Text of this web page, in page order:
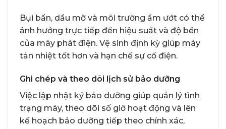
Bụi bẩn, dầu mỡ và môi trường ẩm ướt có thể
ảnh hưởng trực tiếp đến hiệu suất và độ bền
của máy phát điện. Vệ sinh định kỳ giúp máy
tản nhiệt tốt hơn và hạn chế sự cố điện.
Ghi chép và theo dõi lịch sử bảo dưỡng
Việc lập nhật ký bảo dưỡng giúp quản lý tình
trạng máy, theo dõi số giờ hoạt động và lên
kế hoạch bảo dưỡng tiếp theo chính xác,